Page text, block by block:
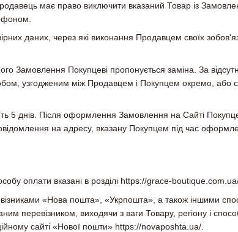
має право виключити вказаний Товар із
даних, через які виконання Продавцем своїх
Замовлення Покупцеві пропонується заміна. За
узгодженим між Продавцем і Покупцем окремо, або
5 днів. Після оформлення Замовлення на Сайті
на адресу, вказану Покупцем під час
оплати вказані в розділі https://grace-
«Нова пошта», «Укрпошта», а також іншими
перевізником, виходячи з ваги Товару, регіону і
сайті «Нової пошти» https://novaposhta.ua/.